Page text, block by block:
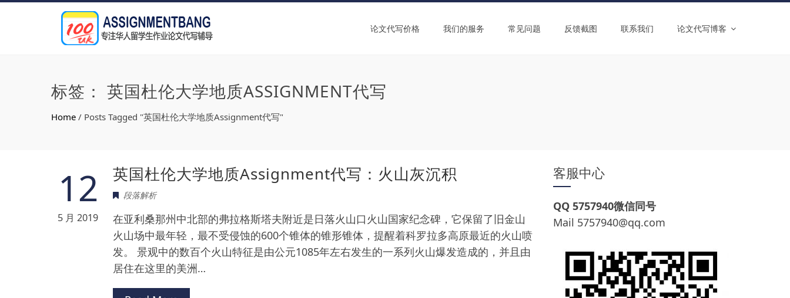
论文代写价格 我们的服务 常见问题 反馈截图 联系我们 论文代写博客
标签： 英国杜伦大学地质ASSIGNMENT代写
Home / Posts Tagged "英国杜伦大学地质Assignment代写"
12
5 月 2019
英国杜伦大学地质Assignment代写：火山灰沉积
段落解析
在亚利桑那州中北部的弗拉格斯塔夫附近是日落火山口火山国家纪念碑，它保留了旧金山
火山场中最年轻，最不受侵蚀的600个锥体的锥形锥体，提醒着科罗拉多高原最近的火山喷
发。 景观中的数百个火山特征是由公元1085年左右发生的一系列火山爆发造成的，并且由
居住在这里的美洲…
客服中心
QQ 5757940微信同号
Mail 5757940@qq.com